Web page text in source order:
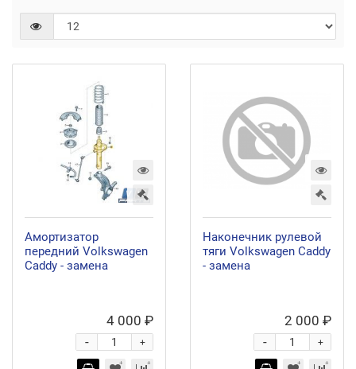
Амортизатор
передний Volkswagen
Caddy - замена
4 000 ₽
+
-
Наконечник рулевой
тяги Volkswagen Caddy
- замена
2 000 ₽
+
-